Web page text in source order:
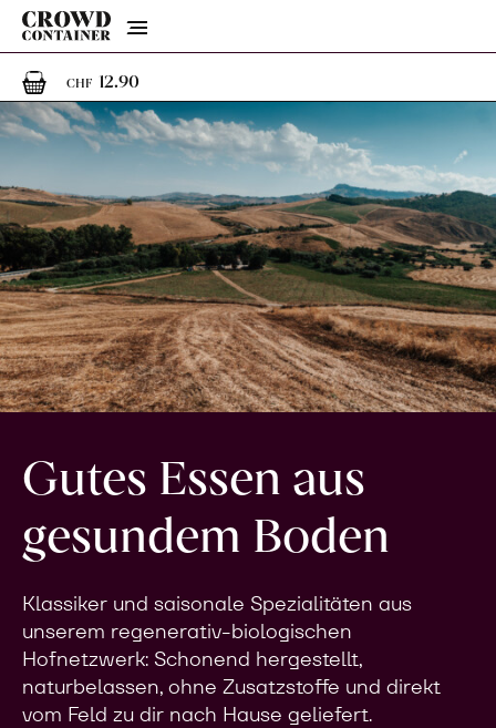
Menu
CHF 12.901 Artikel im Warenkorb
Gutes Essen aus
gesundem Boden
Klassiker und saisonale Spezialitäten aus
unserem regenerativ-biologischen
Hofnetzwerk: Schonend hergestellt,
naturbelassen, ohne Zusatzstoffe und direkt
vom Feld zu dir nach Hause geliefert.